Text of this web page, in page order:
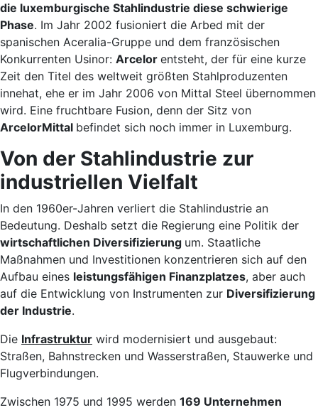
die luxemburgische Stahlindustrie diese schwierige
Phase. Im Jahr 2002 fusioniert die Arbed mit der
spanischen Aceralia-Gruppe und dem französischen
Konkurrenten Usinor: Arcelor entsteht, der für eine kurze
Zeit den Titel des weltweit größten Stahlproduzenten
innehat, ehe er im Jahr 2006 von Mittal Steel übernommen
wird. Eine fruchtbare Fusion, denn der Sitz von
ArcelorMittal befindet sich noch immer in Luxemburg.
Von der Stahlindustrie zur
industriellen Vielfalt
In den 1960er-Jahren verliert die Stahlindustrie an
Bedeutung. Deshalb setzt die Regierung eine Politik der
wirtschaftlichen Diversifizierung um. Staatliche
Maßnahmen und Investitionen konzentrieren sich auf den
Aufbau eines leistungsfähigen Finanzplatzes, aber auch
auf die Entwicklung von Instrumenten zur Diversifizierung
der Industrie.
Die Infrastruktur wird modernisiert und ausgebaut:
Straßen, Bahnstrecken und Wasserstraßen, Stauwerke und
Flugverbindungen.
Zwischen 1975 und 1995 werden 169 Unternehmen